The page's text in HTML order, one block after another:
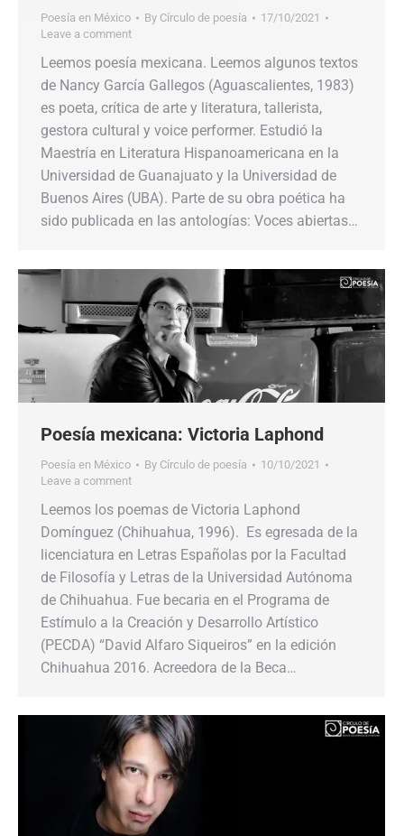
Poesía en México By Círculo de poesía
17/10/2021
Leave a comment
Leemos poesía mexicana. Leemos algunos textos
de Nancy García Gallegos (Aguascalientes, 1983)
es poeta, crítica de arte y literatura, tallerista,
gestora cultural y voice performer. Estudió la
Maestría en Literatura Hispanoamericana en la
Universidad de Guanajuato y la Universidad de
Buenos Aires (UBA). Parte de su obra poética ha
sido publicada en las antologías: Voces abiertas…
Poesía mexicana: Victoria Laphond
Poesía en México By Círculo de poesía
10/10/2021
Leave a comment
Leemos los poemas de Victoria Laphond
Domínguez (Chihuahua, 1996). Es egresada de la
licenciatura en Letras Españolas por la Facultad
de Filosofía y Letras de la Universidad Autónoma
de Chihuahua. Fue becaria en el Programa de
Estímulo a la Creación y Desarrollo Artístico
(PECDA) “David Alfaro Siqueiros” en la edición
Chihuahua 2016. Acreedora de la Beca…